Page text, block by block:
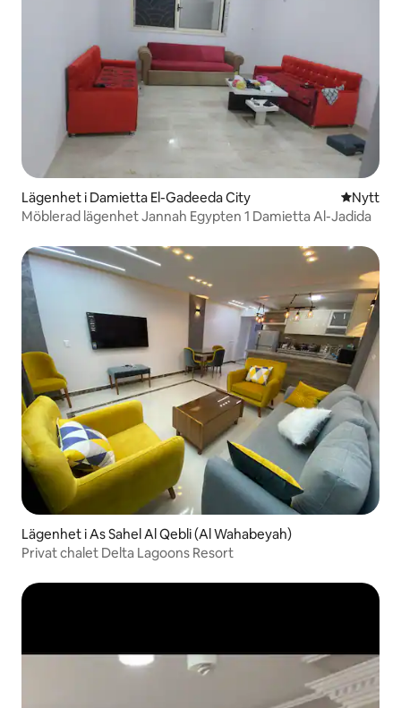
Lägenhet i Damietta El-Gadeeda City NyttNytt
Möblerad lägenhet Jannah Egypten 1 Damietta Al-Jadida
Lägenhet i As Sahel Al Qebli (Al Wahabeyah)
Privat chalet Delta Lagoons Resort